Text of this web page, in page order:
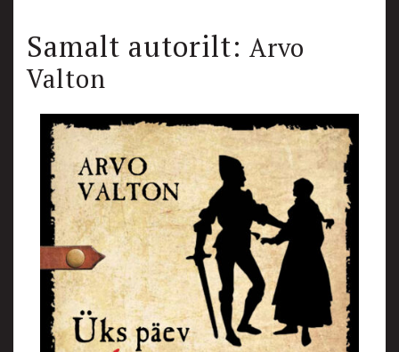
Samalt autorilt: Arvo
Valton